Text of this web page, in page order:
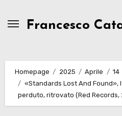
Francesco
Homepage 2025 Aprile
14
«Standards Lost And Found»,
perduto, ritrovato (Red Records,